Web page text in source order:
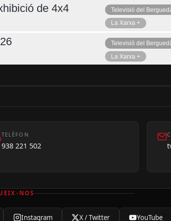
de 4x4
Televisió del
La Xarxa +
Televisió del
La Xarxa +
TELÈFON
938 221 502
NOS
Instagram X / Twitter YouTube